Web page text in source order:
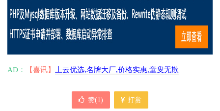
AD： 【喜讯】 上云优选,名牌大厂,价格实惠,童叟无欺
赞(1) 打赏